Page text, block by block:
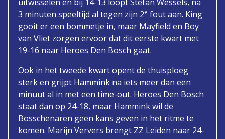
3 minuten speeltijd al tegen zijn 2e fout aan. King
gooit er een bommetje in, maar Mayfield en Boy
van Vliet zorgen ervoor dat dit eerste kwart met
19-16 naar Heroes Den Bosch gaat.
Ook in het tweede kwart opent de thuisploeg
sterk en grijpt Hammink na iets meer dan een
minuut al in met een time-out. Heroes Den Bosch
staat dan op 24-18, maar Hammink wil de
Bosschenaren geen kans geven in het ritme te
komen. Marijn Ververs brengt ZZ Leiden naar 24-